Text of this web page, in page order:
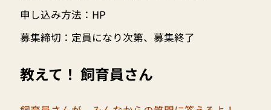
申し込み方法：HP
募集締切：定員になり次第、募集終了
教えて！ 飼育員さん